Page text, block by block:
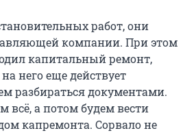
работ, они
компании. При этом
капитальный ремонт,
него еще действует
разбираться документами.
всё, а потом будем вести
капремонта. Сорвало не